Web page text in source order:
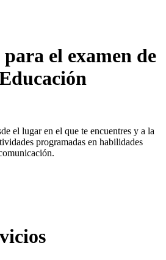
el examen de
el lugar en el que te encuentres y a la
programadas en habilidades